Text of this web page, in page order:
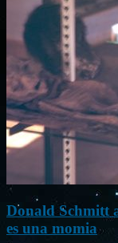
Donald Schmitt
es una momia